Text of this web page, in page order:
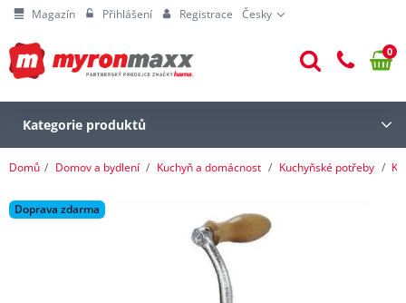
Magazín Přihlášení Registrace Česky
0
Kategorie produktů
Domů Domov a bydlení Kuchyň a domácnost Kuchyňské potřeby
Doprava zdarma